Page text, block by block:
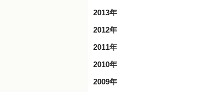
2013年
2012年
2011年
2010年
2009年